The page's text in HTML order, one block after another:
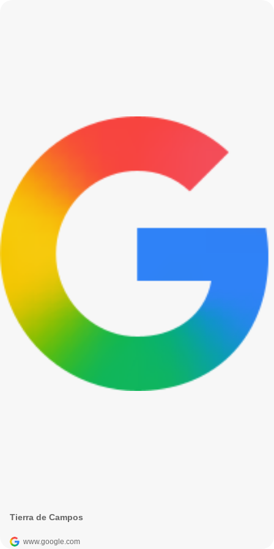
Tierra de Campos
www.google.com